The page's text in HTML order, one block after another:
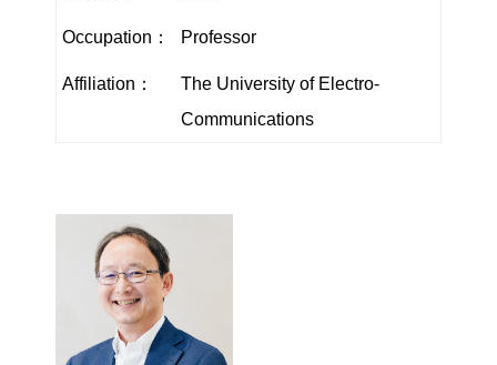
Occupation： Professor
Affiliation：
The University of Electro-
Communications